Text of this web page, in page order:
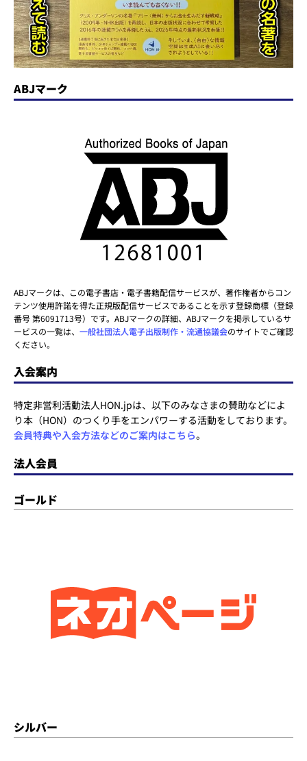
ABJマーク
ABJマークは、この電子書店・電子書籍配信サービスが、著作権者からコン
テンツ使用許諾を得た正規版配信サービスであることを示す登録商標（登録
番号 第6091713号）です。ABJマークの詳細、ABJマークを掲示しているサ
ービスの一覧は、 一般社団法人電子出版制作・流通協議会のサイトでご確認
ください。
入会案内
特定非営利活動法人HON.jpは、以下のみなさまの賛助などによ
り本（HON）のつくり手をエンパワーする活動をしております。
会員特典や入会方法などのご案内はこちら。
法人会員
ゴールド
シルバー